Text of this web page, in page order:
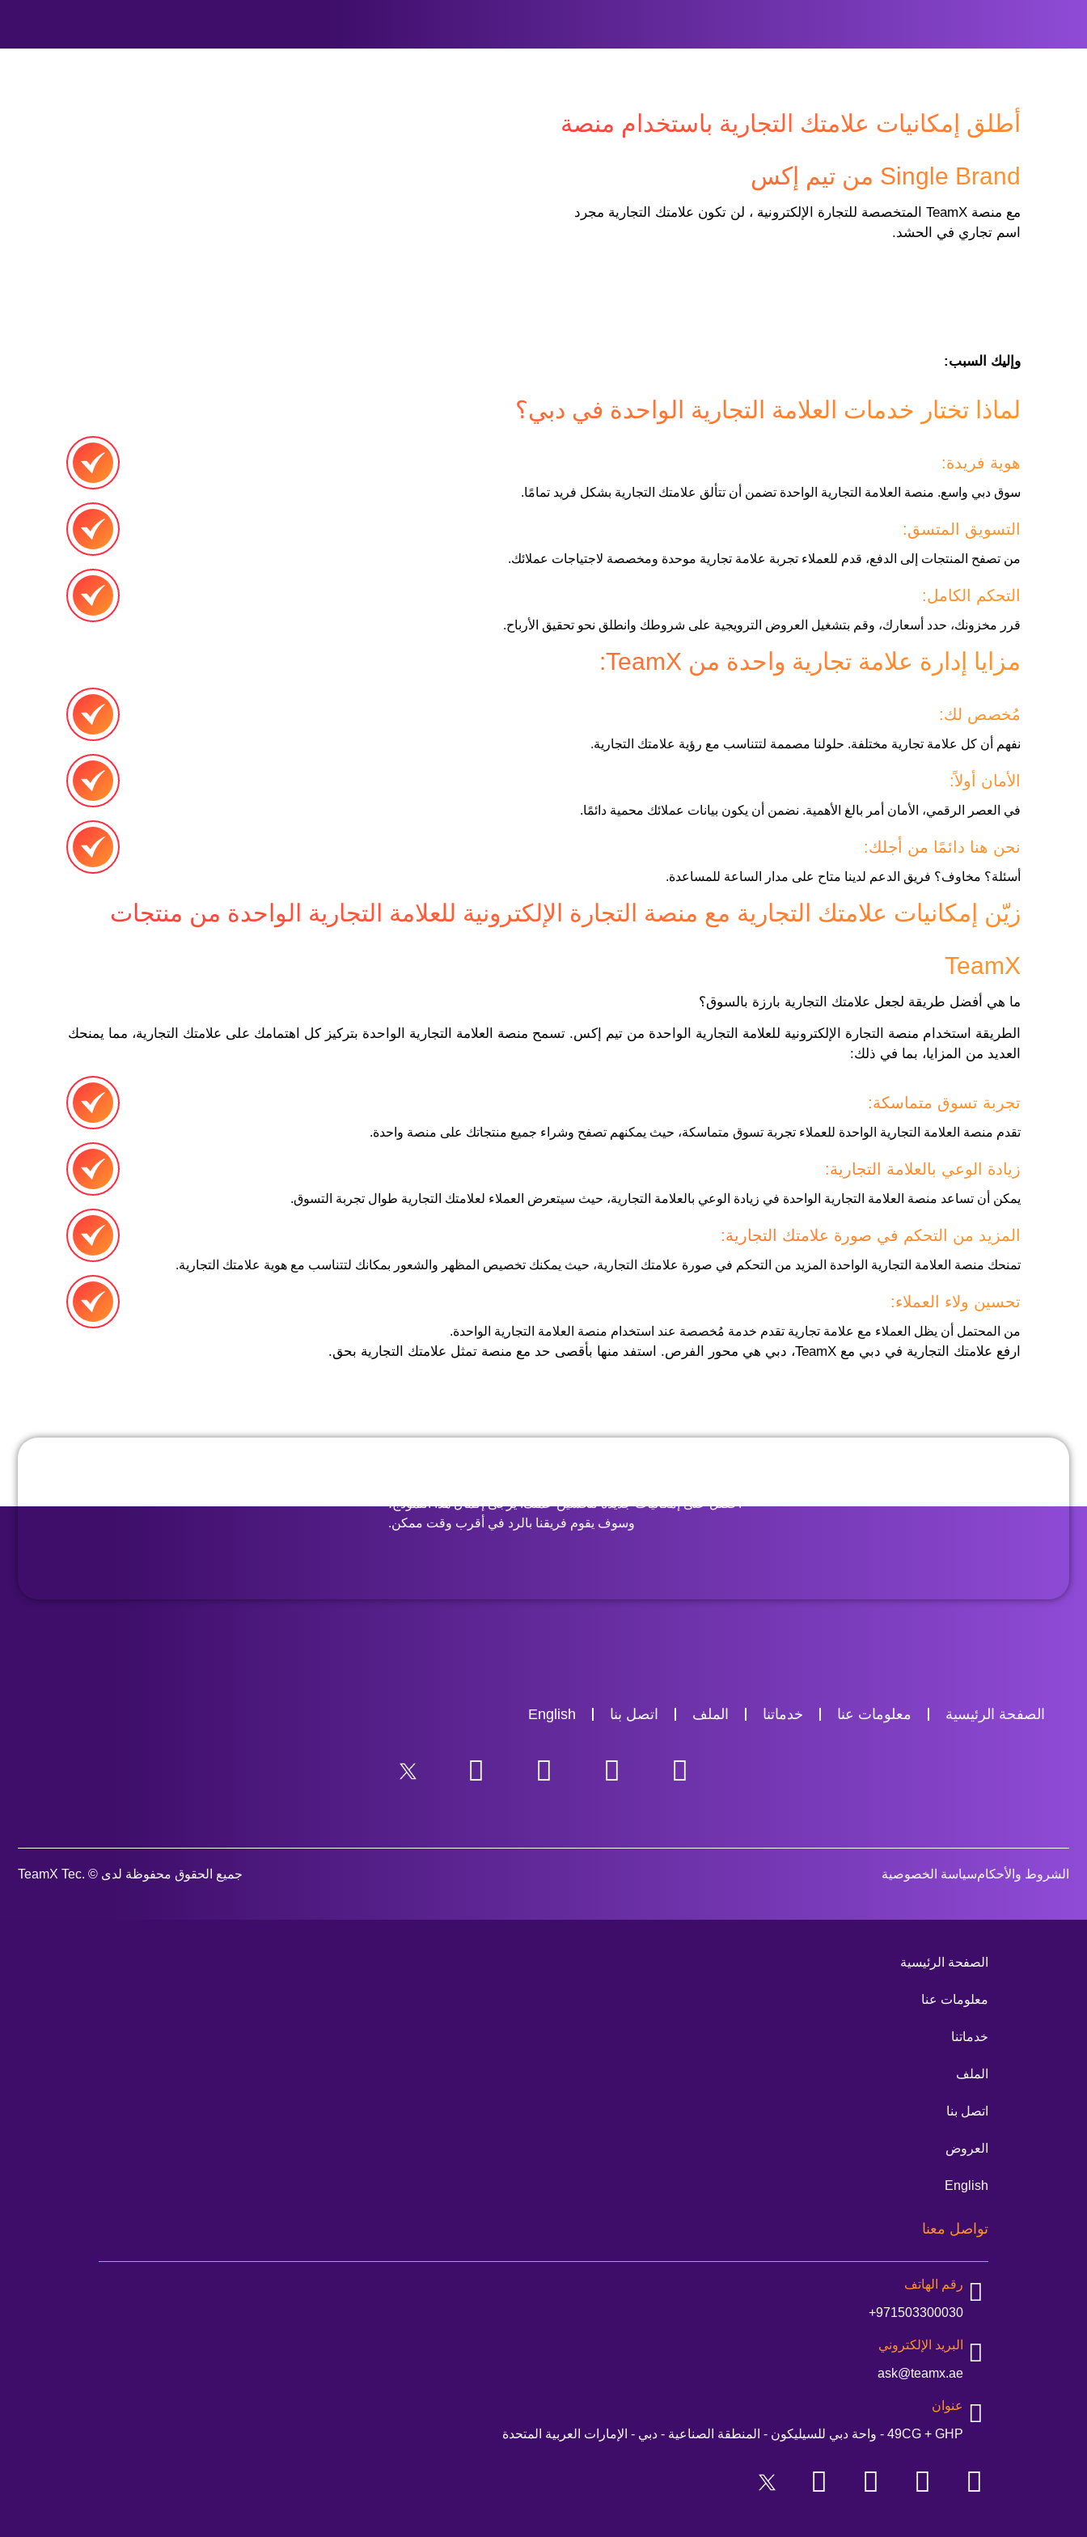
أطلق إمكانيات علامتك التجارية باستخدام منصة
Single Brand من تيم إكس
مع منصة TeamX المتخصصة للتجارة الإلكترونية ، لن تكون علامتك التجارية مجرد
اسم تجاري في الحشد.
وإليك السبب:
لماذا تختار خدمات العلامة التجارية الواحدة في دبي؟
هوية فريدة:
سوق دبي واسع. منصة العلامة التجارية الواحدة تضمن أن تتألق علامتك التجارية بشكل فريد تمامًا.
التسويق المتسق:
من تصفح المنتجات إلى الدفع، قدم للعملاء تجربة علامة تجارية موحدة ومخصصة لاجتياجات عملائك.
التحكم الكامل:
قرر مخزونك، حدد أسعارك، وقم بتشغيل العروض الترويجية على شروطك وانطلق نحو تحقيق الأرباح.
مزايا إدارة علامة تجارية واحدة من TeamX:
مُخصص لك:
نفهم أن كل علامة تجارية مختلفة. حلولنا مصممة لتتناسب مع رؤية علامتك التجارية.
الأمان أولاً:
في العصر الرقمي، الأمان أمر بالغ الأهمية. نضمن أن يكون بيانات عملائك محمية دائمًا.
نحن هنا دائمًا من أجلك:
أسئلة؟ مخاوف؟ فريق الدعم لدينا متاح على مدار الساعة للمساعدة.
زيّن إمكانيات علامتك التجارية مع منصة التجارة الإلكترونية للعلامة التجارية الواحدة من منتجات
TeamX
ما هي أفضل طريقة لجعل علامتك التجارية بارزة بالسوق؟
الطريقة استخدام منصة التجارة الإلكترونية للعلامة التجارية الواحدة من تيم إكس. تسمح منصة العلامة التجارية الواحدة بتركيز كل اهتمامك على علامتك التجارية، مما يمنحك
العديد من المزايا، بما في ذلك:
تجربة تسوق متماسكة:
تقدم منصة العلامة التجارية الواحدة للعملاء تجربة تسوق متماسكة، حيث يمكنهم تصفح وشراء جميع منتجاتك على منصة واحدة.
زيادة الوعي بالعلامة التجارية:
يمكن أن تساعد منصة العلامة التجارية الواحدة في زيادة الوعي بالعلامة التجارية، حيث سيتعرض العملاء لعلامتك التجارية طوال تجربة التسوق.
المزيد من التحكم في صورة علامتك التجارية:
تمنحك منصة العلامة التجارية الواحدة المزيد من التحكم في صورة علامتك التجارية، حيث يمكنك تخصيص المظهر والشعور بمكانك لتتناسب مع هوية علامتك التجارية.
تحسين ولاء العملاء:
من المحتمل أن يظل العملاء مع علامة تجارية تقدم خدمة مُخصصة عند استخدام منصة العلامة التجارية الواحدة.
ارفع علامتك التجارية في دبي مع TeamX، دبي هي محور الفرص. استفد منها بأقصى حد مع منصة تمثل علامتك التجارية بحق.
احصل على إمكانيات جديدة لتحسين عملك. يرجى إكمال هذا النموذج،
وسوف يقوم فريقنا بالرد في أقرب وقت ممكن.
الصفحة الرئيسية معلومات عنا خدماتنا الملف اتصل بنا English
الشروط والأحكامسياسة الخصوصية جميع الحقوق محفوظة لدى © .TeamX Tec
الصفحة الرئيسية
معلومات عنا
خدماتنا
الملف
اتصل بنا
العروض
English
تواصل معنا
رقم الهاتف
971503300030+
البريد الإلكتروني
ask@teamx.ae
عنوان
49CG + GHP - واحة دبي للسيليكون - المنطقة الصناعية - دبي - الإمارات العربية المتحدة